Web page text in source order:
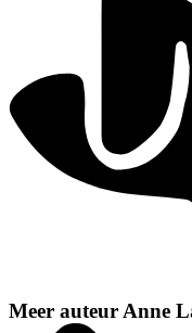
Meer auteur Anne